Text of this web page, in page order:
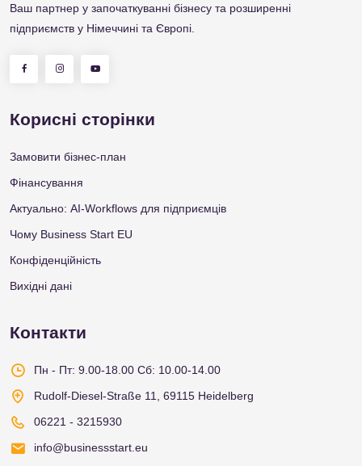
Ваш партнер у започаткуванні бізнесу та розширенні
підприємств у Німеччині та Європі.
Корисні сторінки
Замовити бізнес-план
Фінансування
Актуально: AI-Workflows для підприємців
Чому Business Start EU
Конфіденційність
Вихідні дані
Контакти
Пн - Пт: 9.00-18.00 Сб: 10.00-14.00
Rudolf-Diesel-Straße 11, 69115 Heidelberg
06221 - 3215930
info@businessstart.eu